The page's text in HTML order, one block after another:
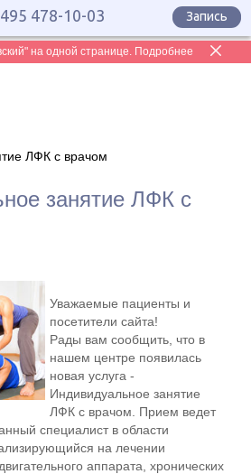
на одной странице. Подробнее
478-10-03 Запись
ЛФК с врачом
занятие ЛФК с
Уважаемые пациенты и
посетители сайта!
Рады вам сообщить, что в
нашем центре появилась
новая услуга -
Индивидуальное занятие
ЛФК с врачом. Прием ведет
специалист в области
на лечении
аппарата, хронических